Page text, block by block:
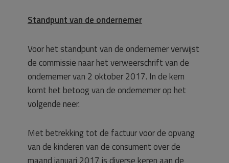
Standpunt van de ondernemer
Voor het standpunt van de ondernemer verwijst
de commissie naar het verweerschrift van de
ondernemer van 2 oktober 2017. In de kern
komt het betoog van de ondernemer op het
volgende neer.
Met betrekking tot de factuur voor de opvang
van de kinderen van de consument over de